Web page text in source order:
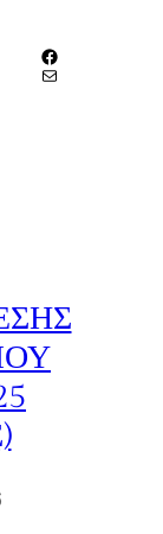
Facebook
Mail